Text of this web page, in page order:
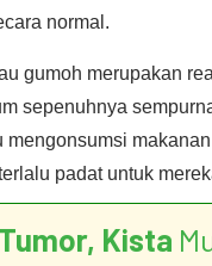
normal.
gumoh merupakan
sepenuhnya
padat untuk
Kista